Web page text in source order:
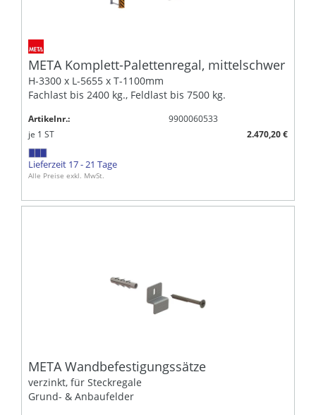
META Komplett-Palettenregal, mittelschwer
H-3300 x L-5655 x T-1100mm
Fachlast bis 2400 kg., Feldlast bis 7500 kg.
Artikelnr.:
9900060533
je 1 ST 2.470,20 €
Lieferzeit 17 - 21 Tage
Alle Preise exkl. MwSt.
META Wandbefestigungssätze
verzinkt, für Steckregale
Grund- & Anbaufelder